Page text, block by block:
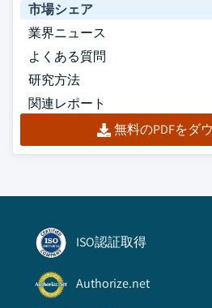
市場シェア
業界ニュース
よくある質問
研究方法
関連レポート
無料のPDFをダ
ISO認証取得
Authorize.net